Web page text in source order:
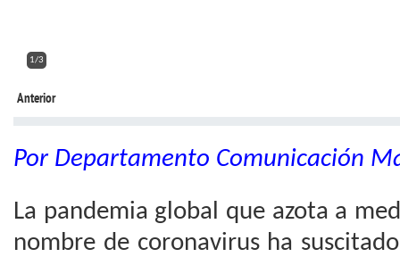
2/3
Anterior
Por Departamento Comunicación
La pandemia global que azota a
nombre de coronavirus ha